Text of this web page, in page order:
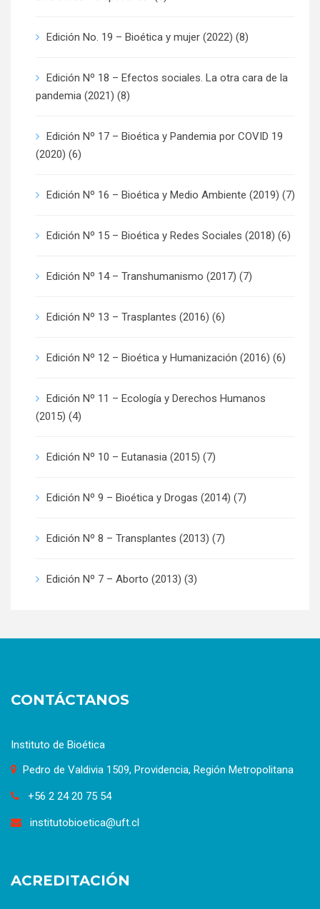
Edición No. 19 – Bioética y mujer (2022) (8)
Edición Nº 18 – Efectos sociales. La otra cara de la
pandemia (2021) (8)
Edición Nº 17 – Bioética y Pandemia por COVID 19
(2020) (6)
Edición Nº 16 – Bioética y Medio Ambiente (2019) (7)
Edición Nº 15 – Bioética y Redes Sociales (2018) (6)
Edición Nº 14 – Transhumanismo (2017) (7)
Edición Nº 13 – Trasplantes (2016) (6)
Edición Nº 12 – Bioética y Humanización (2016) (6)
Edición Nº 11 – Ecología y Derechos Humanos
(2015) (4)
Edición Nº 10 – Eutanasia (2015) (7)
Edición Nº 9 – Bioética y Drogas (2014) (7)
Edición Nº 8 – Transplantes (2013) (7)
Edición Nº 7 – Aborto (2013) (3)
CONTÁCTANOS
Instituto de Bioética
Pedro de Valdivia 1509, Providencia, Región Metropolitana
+56 2 24 20 75 54
institutobioetica@uft.cl
ACREDITACIÓN